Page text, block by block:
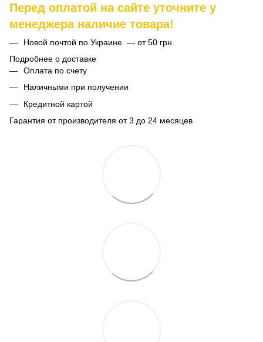
Перед оплатой на сайте уточните у
менеджера наличие товара!
Новой почтой по Украине — от 50 грн.
Подробнее о доставке
Оплата по счету
Наличными при получении
Кредитной картой
Гарантия от производителя от 3 до 24 месяцев